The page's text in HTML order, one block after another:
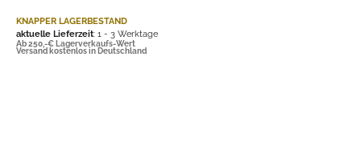
KNAPPER LAGERBESTAND
aktuelle Lieferzeit: 1 - 3 Werktage
Ab 250,-€ Lagerverkaufs-Wert
Versand kostenlos in Deutschland